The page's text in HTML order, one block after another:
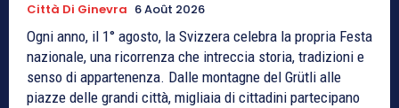
Città Di Ginevra 6 Août 2026
Ogni anno, il 1° agosto, la Svizzera celebra la propria Festa
nazionale, una ricorrenza che intreccia storia, tradizioni e
senso di appartenenza. Dalle montagne del Grütli alle
piazze delle grandi città, migliaia di cittadini partecipano